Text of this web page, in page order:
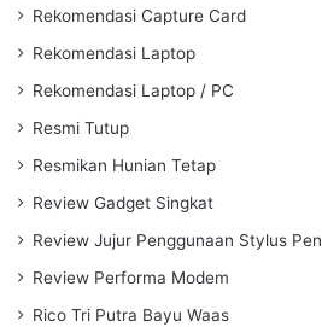
Rekomendasi Capture Card
Rekomendasi Laptop
Rekomendasi Laptop / PC
Resmi Tutup
Resmikan Hunian Tetap
Review Gadget Singkat
Review Jujur Penggunaan Stylus Pen
Review Performa Modem
Rico Tri Putra Bayu Waas